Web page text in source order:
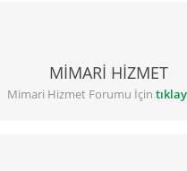
MİMARİ HİZMET
Mimari Hizmet Forumu İçin